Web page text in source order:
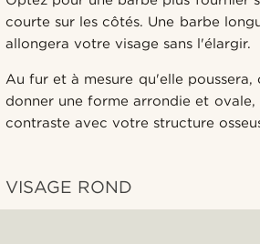
courte sur les côtés. Une barbe
allongera votre visage sans l'élargir.
Au fur et à mesure qu'elle poussera,
donner une forme arrondie et ovale,
contraste avec votre structure
VISAGE ROND